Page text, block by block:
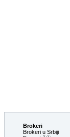
Brokeri
Brokeri u Srbiji